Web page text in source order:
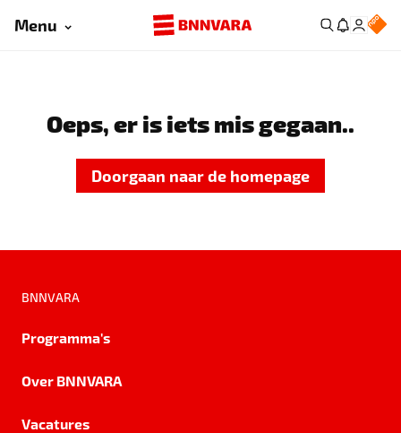
Menu
Oeps, er is iets mis gegaan..
Doorgaan naar de homepage
BNNVARA
Programma's
Over BNNVARA
Vacatures